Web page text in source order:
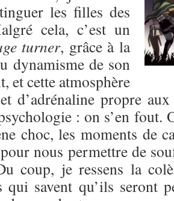
les filles des
cela, c’est un
turner, grâce à la
dynamisme de son
et cette atmosphère
d’adrénaline propre
: on s’en fout.
choc, les moments de
nous permettre de
coup, je ressens la
qui savent qu’ils seront